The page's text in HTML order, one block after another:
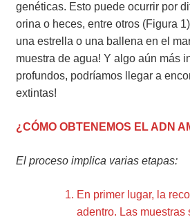
genéticas. Esto puede ocurrir por
orina o heces, entre otros (Figura
una estrella o una ballena en el
muestra de agua! Y algo aún más
profundos, podríamos llegar a
extintas!
¿CÓMO OBTENEMOS EL ADN
El proceso implica varias etapas:
En primer lugar, la
adentro. Las muestras